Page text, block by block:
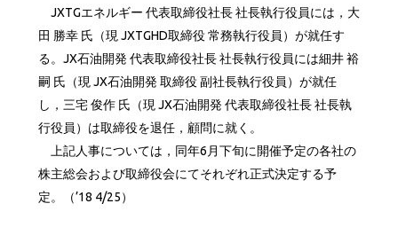
JXTGエネルギー 代表取締役社長 社長執行役員には，大
田 勝幸 氏（現 JXTGHD取締役 常務執行役員）が就任す
る。JX石油開発 代表取締役社長 社長執行役員には細井 裕
嗣 氏（現 JX石油開発 取締役 副社長執行役員）が就任
し，三宅 俊作 氏（現 JX石油開発 代表取締役社長 社長執
行役員）は取締役を退任，顧問に就く。
上記人事については，同年6月下旬に開催予定の各社の
株主総会および取締役会にてそれぞれ正式決定する予
定。（’18 4/25）